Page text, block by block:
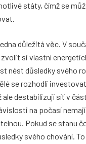
státy, čímž se
důležitá věc. V
si vlastní
nést důsledky svého
se rozhodli
ale destabilizují síť v
na počasí
Pokud se stanu
svého chování.